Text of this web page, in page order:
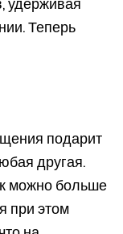
Теперь
подарит
другая.
можно больше
при этом